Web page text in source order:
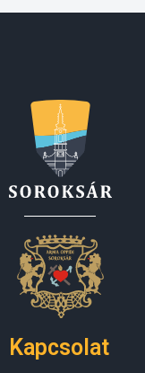
Kapcsolat